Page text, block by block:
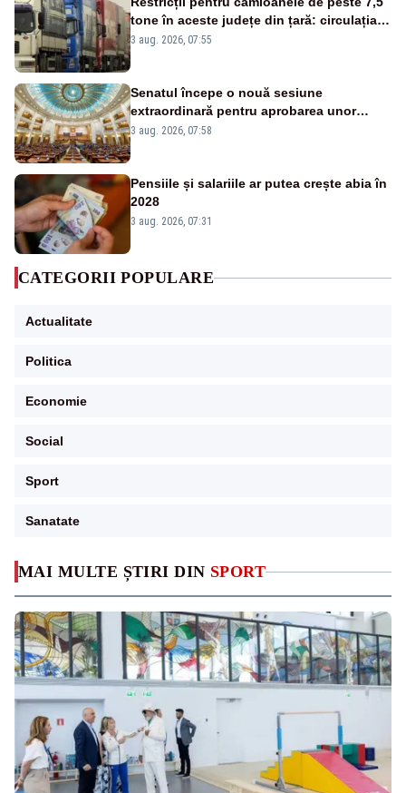
MAI MULTE ȘTIRI DIN SPORT
tone în aceste județe din țară: circulația
este interzisă luni, între orele 12:00 și
3 aug. 2026, 07:55
Senatul începe o nouă sesiune
extraordinară pentru aprobarea unor
jaloane din PNRR
3 aug. 2026, 07:58
Pensiile și salariile ar putea crește abia în
2028
3 aug. 2026, 07:31
CATEGORII POPULARE
Actualitate
Politica
Economie
Social
Sport
Sanatate